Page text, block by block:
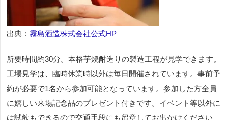
出典： 霧島酒造株式会社公式HP
所要時間約30分。本格芋焼酎造りの製造工程が見学できます。
工場見学は、臨時休業時以外は毎日開催されています。事前予
約が必要で1名から参加可能となっています。参加した方全員
に嬉しい来場記念品のプレゼント付きです。イベント等以外に
は試飲もできるので交通手段にも留意してお出かけください